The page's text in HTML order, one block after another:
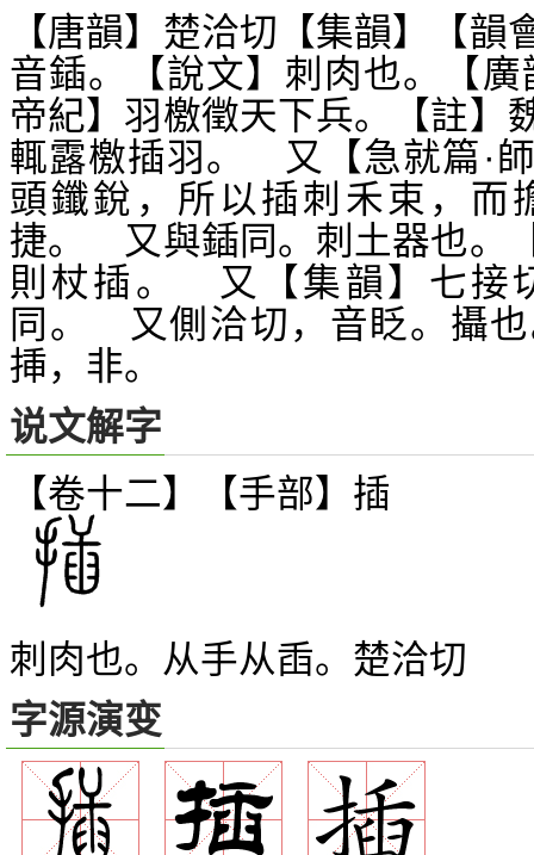
【唐韻】楚洽切【集韻】【韻
音鍤。【說文】刺肉也。【
帝紀】羽檄徵天下兵。【註】
輒露檄插羽。 又【急就篇·
頭鑯銳，所以插刺禾束，而
捷。 又與鍤同。刺土器也。
則杖插。 又【集韻】七接
同。 又側洽切，音眨。攝
挿，非。
说文解字
【卷十二】【手部】 插
刺肉也。从手从臿。楚洽切
字源演变